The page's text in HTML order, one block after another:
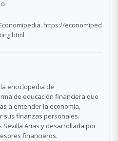
https://economiped
enciclopedia de
de educación financiera que
a entender la economía,
sus finanzas personales.
Sevilla Arias y desarrollada por
financieros.